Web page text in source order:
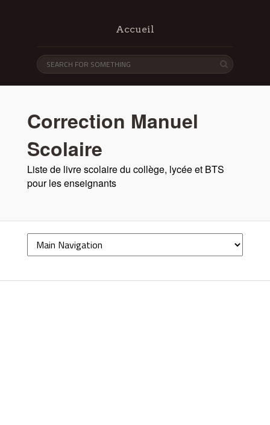
Accueil
Correction Manuel
Scolaire
Liste de livre scolaire du collège, lycée et BTS
pour les enseignants